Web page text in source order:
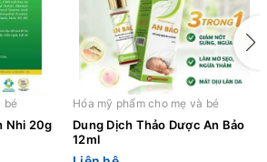
bé
Nhi 20g
Hóa mỹ phẩm cho mẹ và bé
Dung Dịch Thảo Dược An Bảo
12ml